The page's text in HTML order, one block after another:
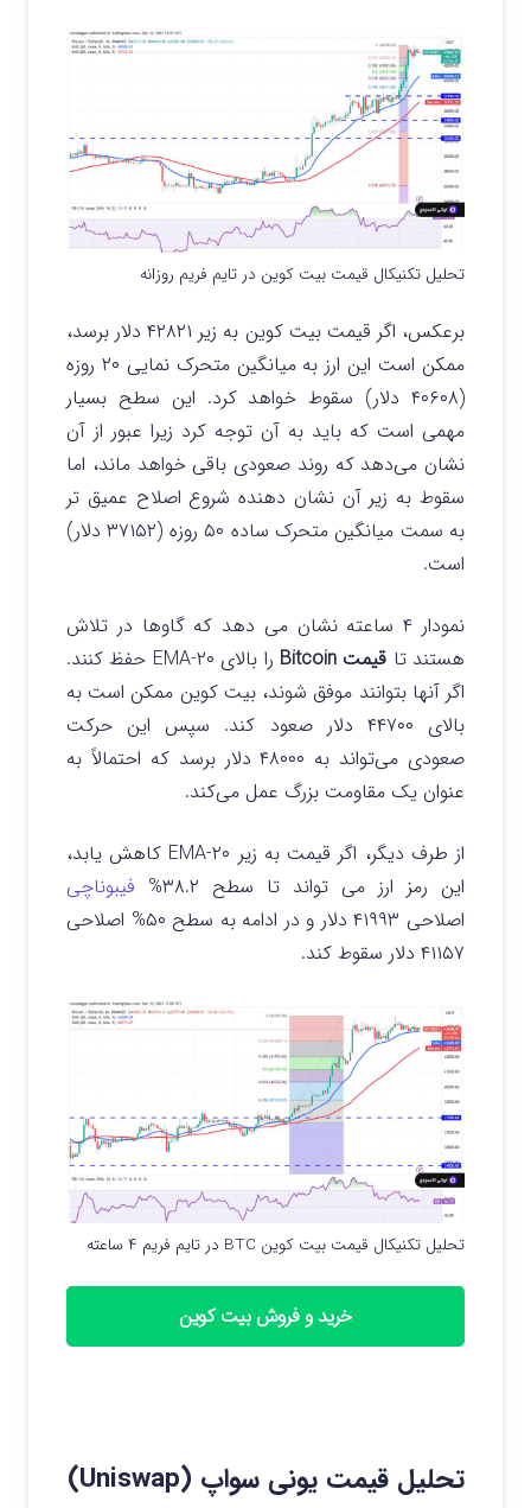
تحلیل تکنیکال قیمت بیت کوین در تایم فریم روزانه
برعکس، اگر قیمت بیت کوین به زیر ۴۲۸۲۱ دلار برسد،
ممکن است این ارز به میانگین متحرک نمایی ۲۰ روزه
(۴۰۶۰۸ دلار) سقوط خواهد کرد. این سطح بسیار
مهمی است که باید به آن توجه کرد زیرا عبور از آن
نشان می‌دهد که روند صعودی باقی خواهد ماند، اما
سقوط به زیر آن نشان‌ دهنده شروع اصلاح عمیق‌ تر
به سمت میانگین متحرک ساده ۵۰ روزه (۳۷۱۵۲ دلار)
است.
نمودار ۴ ساعته نشان می دهد که گاوها در تلاش
هستند تا قیمت Bitcoin
را بالای ۲۰-EMA حفظ کنند.
اگر آنها بتوانند موفق شوند، بیت کوین ممکن است به
بالای ۴۴۷۰۰ دلار صعود کند. سپس این حرکت
صعودی می‌تواند به ۴۸۰۰۰ دلار برسد که احتمالاً به
عنوان یک مقاومت بزرگ عمل می‌کند.
از طرف دیگر، اگر قیمت به زیر ۲۰-EMA کاهش یابد،
این رمز ارز می تواند تا سطح ۳۸.۲%
فیبوناچی
اصلاحی ۴۱۹۹۳ دلار و در ادامه به سطح ۵۰% اصلاحی
۴۱۱۵۷ دلار سقوط کند.
تحلیل تکنیکال قیمت بیت کوین BTC در تایم فریم ۴ ساعته
خرید و فروش بیت کوین
تحلیل قیمت یونی سواپ (Uniswap)